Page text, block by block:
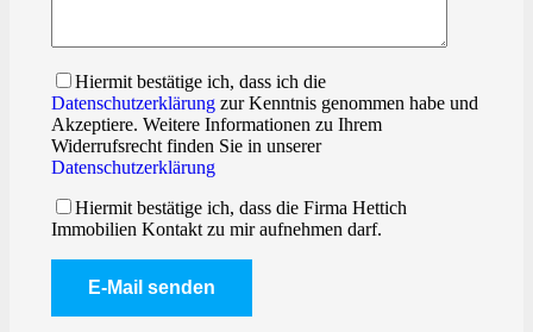
Hiermit bestätige ich, dass ich die
Datenschutzerklärung zur Kenntnis genommen habe und
Akzeptiere. Weitere Informationen zu Ihrem
Widerrufsrecht finden Sie in unserer
Datenschutzerklärung
Hiermit bestätige ich, dass die Firma Hettich
Immobilien Kontakt zu mir aufnehmen darf.